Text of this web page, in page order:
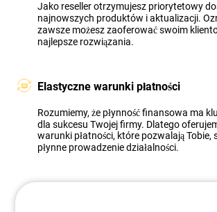
Jako reseller otrzymujesz priorytetowy
najnowszych produktów i aktualizacji.
zawsze możesz zaoferować swoim
najlepsze rozwiązania.
Elastyczne warunki płatności
Rozumiemy, że płynność finansowa ma
dla sukcesu Twojej firmy. Dlatego
warunki płatności, które pozwalają Tobie,
płynne prowadzenie działalności.